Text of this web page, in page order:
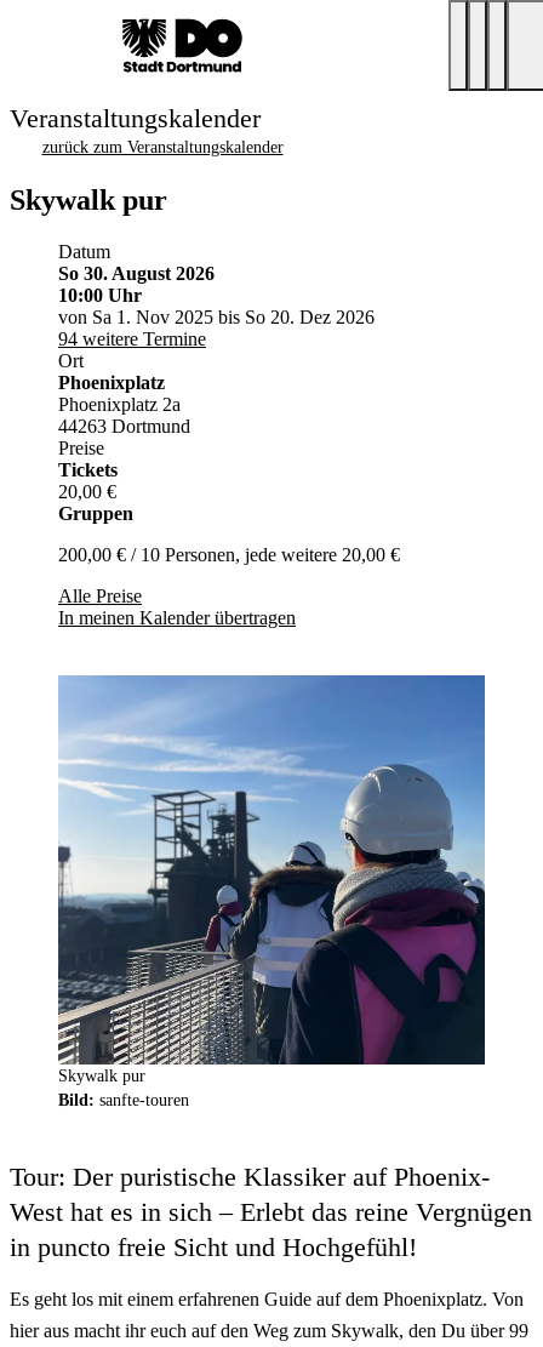
Veranstaltungskalender
zurück zum Veranstaltungskalender
Skywalk pur
Datum
So 30. August 2026
10:00 Uhr
von Sa 1. Nov 2025 bis So 20. Dez 2026
94 weitere Termine
Ort
Phoenixplatz
Phoenixplatz 2a
44263 Dortmund
Preise
Tickets
20,00 €
Gruppen
200,00 € / 10 Personen, jede weitere 20,00 €
Alle Preise
In meinen Kalender übertragen
Skywalk pur
Bild: sanfte-touren
Tour: Der puristische Klassiker auf Phoenix-
West hat es in sich – Erlebt das reine Vergnügen
in puncto freie Sicht und Hochgefühl!
Es geht los mit einem erfahrenen Guide auf dem Phoenixplatz. Von
hier aus macht ihr euch auf den Weg zum Skywalk, den Du über 99